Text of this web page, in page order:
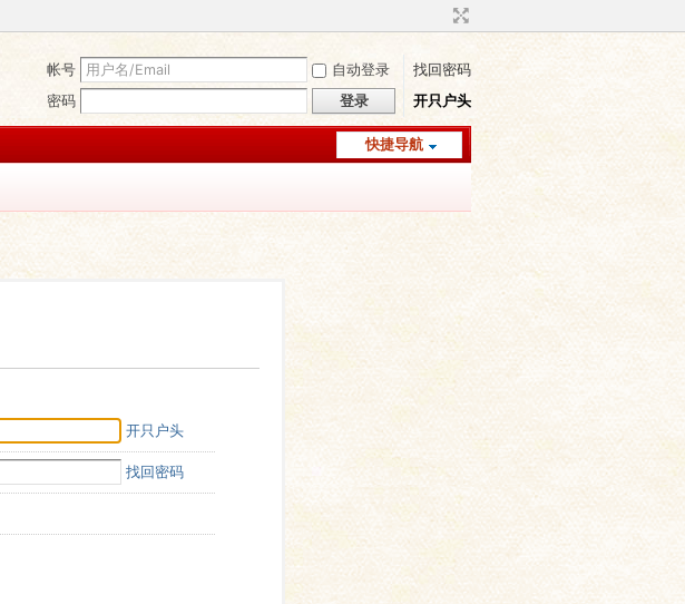
帐号 自动登录
找回密码
密码
登录 开只户头
快捷导航
开只户头
找回密码